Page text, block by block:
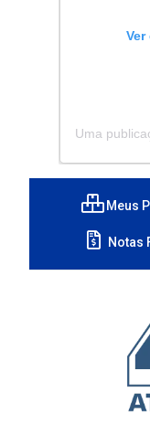
Meus
Notas